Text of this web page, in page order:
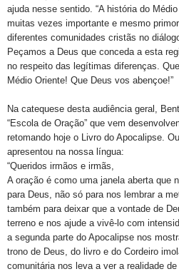
ajuda nesse sentido. “A história do
muitas vezes importante e mesmo
diferentes comunidades cristãs no
Peçamos a Deus que conceda a esta
no respeito das legítimas diferenças.
Médio Oriente! Que Deus vos abençoe!”
Na catequese desta audiência geral,
“Escola de Oração” que vem
retomando hoje o Livro do Apocalipse.
apresentou na nossa língua:
“Queridos irmãos e irmãs,
A oração é como uma janela aberta que
para Deus, não só para nos lembrar a
também para deixar que a vontade de
terreno e nos ajude a vivê-lo com
a segunda parte do Apocalipse nos
trono de Deus, do livro e do Cordeiro
comunitária nos leva a ver a realidade